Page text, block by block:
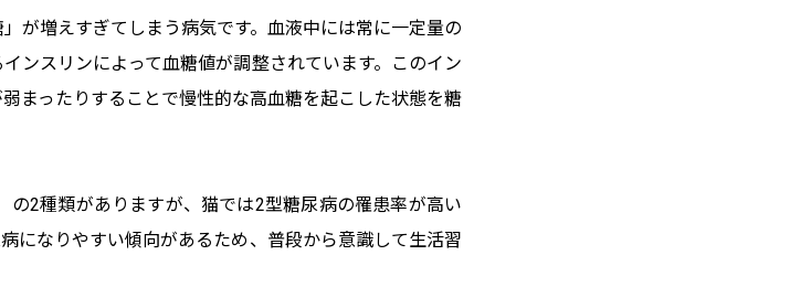
が増えすぎてしまう病気です。血液中には常に一定量の
ンスリンによって血糖値が調整されています。このイン
まったりすることで慢性的な高血糖を起こした状態を糖
2種類がありますが、猫では2型糖尿病の罹患率が高い
になりやすい傾向があるため、普段から意識して生活習